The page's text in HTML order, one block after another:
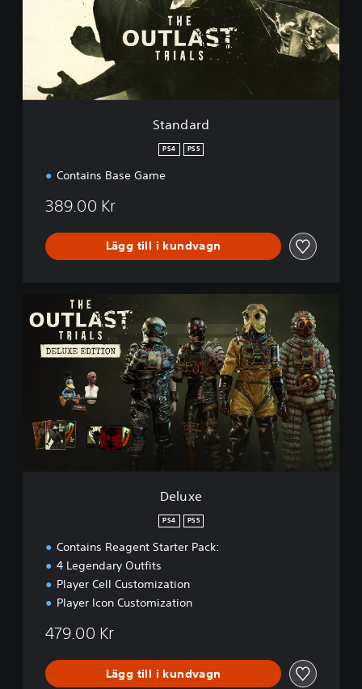
Standard
PS4 PS5
Contains Base Game
389.00 Kr
Lägg till i kundvagn
Deluxe
PS4 PS5
Contains Reagent Starter Pack:
4 Legendary Outfits
Player Cell Customization
Player Icon Customization
479.00 Kr
Lägg till i kundvagn